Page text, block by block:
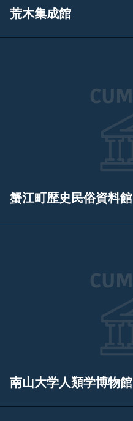
荒木集成館
蟹江町歴史民俗資料館
南山大学人類学博物館